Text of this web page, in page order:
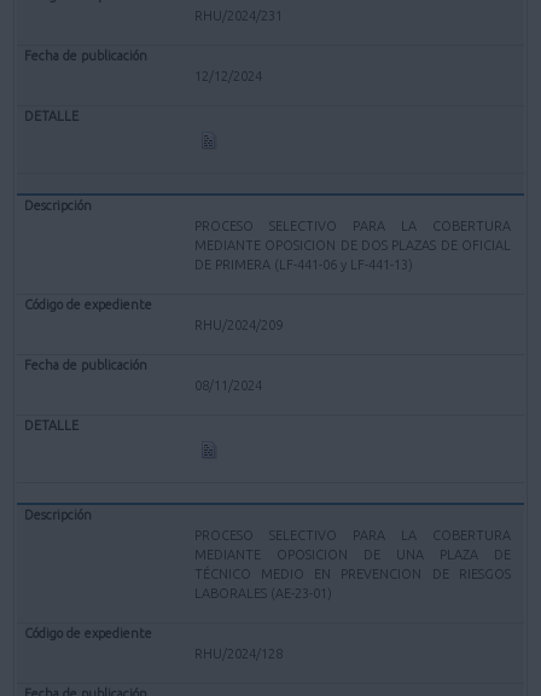
RHU/2024/231
12/12/2024
PROCESO SELECTIVO PARA LA COBERTURA
MEDIANTE OPOSICION DE DOS PLAZAS DE OFICIAL
DE PRIMERA (LF-441-06 y LF-441-13)
RHU/2024/209
08/11/2024
PROCESO SELECTIVO PARA LA COBERTURA
MEDIANTE OPOSICION DE UNA PLAZA DE
TÉCNICO MEDIO EN PREVENCION DE RIESGOS
LABORALES (AE-23-01)
RHU/2024/128